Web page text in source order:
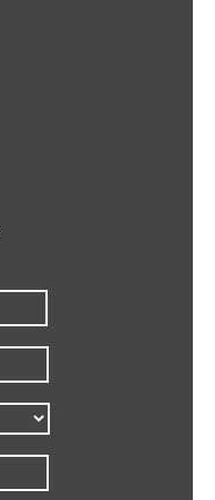
Nom